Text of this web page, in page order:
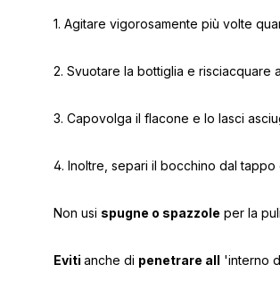
1. Agitare vigorosamente più volte
2. Svuotare la bottiglia e risciacquare
3. Capovolga il flacone e lo lasci
4. Inoltre, separi il bocchino dal
Non usi spugne o spazzole per la
Eviti anche di penetrare all 'interno